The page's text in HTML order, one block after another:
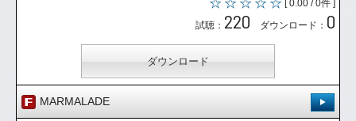
[ 0.00 / 0件 ]
試聴： 220 ダウンロード： 0
ダウンロード
MARMALADE